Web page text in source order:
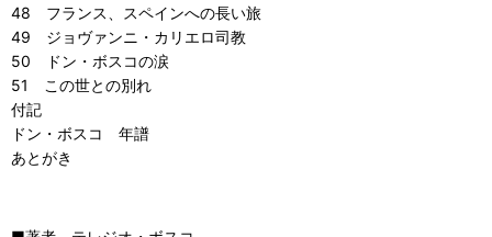
48 フランス、スペインへの長い旅
49 ジョヴァンニ・カリエロ司教
50 ドン・ボスコの涙
51 この世との別れ
付記
ドン・ボスコ 年譜
あとがき